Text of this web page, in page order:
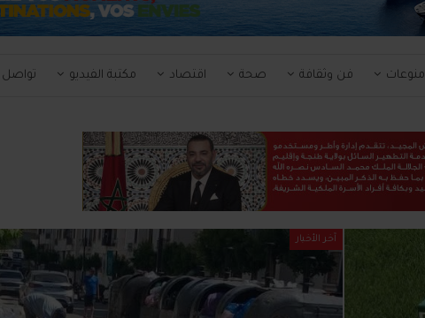
منوعات فن وثقافة صحة اقتصاد مكتبة الفيديو تواصل
آخر الأخبار